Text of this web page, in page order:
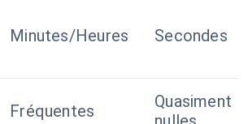
Minutes/Heures Secondes
Fréquentes
Quasiment